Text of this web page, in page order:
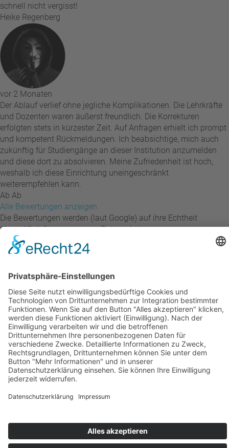
schnell nicht vergisst!
Heike Regenberg
vor 2 Monaten
Der Ablauf verlief ohne jegliche Komplikationen. Die Lehrkräfte
und Dozenten waren äußerst freundlich. Die Korrekturen
erfolgten stets in kürzester Zeit. Auf Anfragen erhielt ich prompt
und kompetent Rückmeldungen. Ich beabsichtige, mich auch
zukünftig für Studiengänge an dieser Institution anzumelden
und diese dort zu absolvieren. Meine Zufriedenheit ist hoch,
weshalb ich diese Einrichtung uneingeschränkt
weiterempfehlen kann.
Ab Ab
Alle Bewertungen anzeigen
Die Bewertungen werden (laut Google) auf ihre Echtheit
überprüft. Infos zu unserem Datenschutz:
weitere Informationen